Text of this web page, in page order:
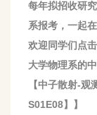
每年拟招收研
系报考，一起
欢迎同学们点
大学物理系的
【中子散射-
S01E08】】